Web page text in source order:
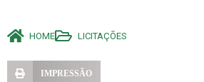
HOME LICITAÇÕES
IMPRESSÃO